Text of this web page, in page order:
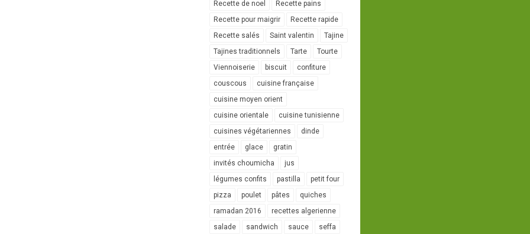
Recette de noel
Recette pains
Recette pour maigrir
Recette rapide
Recette salés
Saint valentin
Tajine
Tajines traditionnels
Tarte
Tourte
Viennoiserie
biscuit
confiture
couscous
cuisine française
cuisine moyen orient
cuisine orientale
cuisine tunisienne
cuisines végétariennes
dinde
entrée
glace
gratin
invités choumicha
jus
légumes confits
pastilla
petit four
pizza
poulet pâtes
quiches
ramadan 2016
recettes algerienne
salade
sandwich sauce
seffa